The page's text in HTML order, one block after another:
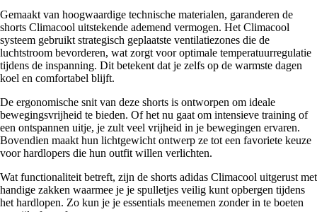
Gemaakt van hoogwaardige technische materialen, garanderen de
shorts Climacool uitstekende ademend vermogen. Het Climacool
systeem gebruikt strategisch geplaatste ventilatiezones die de
luchtstroom bevorderen, wat zorgt voor optimale temperatuurregulatie
tijdens de inspanning. Dit betekent dat je zelfs op de warmste dagen
koel en comfortabel blijft.
De ergonomische snit van deze shorts is ontworpen om ideale
bewegingsvrijheid te bieden. Of het nu gaat om intensieve training of
een ontspannen uitje, je zult veel vrijheid in je bewegingen ervaren.
Bovendien maakt hun lichtgewicht ontwerp ze tot een favoriete keuze
voor hardlopers die hun outfit willen verlichten.
Wat functionaliteit betreft, zijn de shorts adidas Climacool uitgerust met
handige zakken waarmee je je spulletjes veilig kunt opbergen tijdens
het hardlopen. Zo kun je je essentials meenemen zonder in te boeten